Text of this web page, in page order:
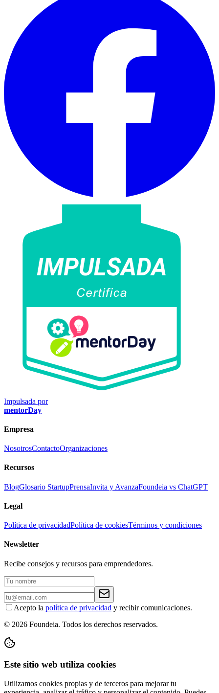
Impulsada por
mentorDay
Empresa
NosotrosContactoOrganizaciones
Recursos
BlogGlosario StartupPrensaInvita y AvanzaFoundeia vs ChatGPT
Legal
Política de privacidadPolítica de cookiesTérminos y condiciones
Newsletter
Recibe consejos y recursos para emprendedores.
Acepto la política de privacidad y recibir comunicaciones.
© 2026 Foundeia. Todos los derechos reservados.
Este sitio web utiliza cookies
Utilizamos cookies propias y de terceros para mejorar tu